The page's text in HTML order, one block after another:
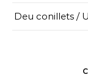
Deu conillets /